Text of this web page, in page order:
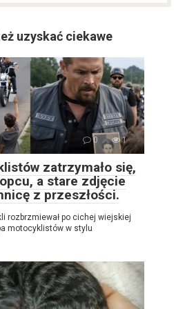
uzyskać ciekawe
0 1
zatrzymało się,
a stare zdjęcie
z przeszłości.
rozbrzmiewał po cichej wiejskiej
motocyklistów w stylu